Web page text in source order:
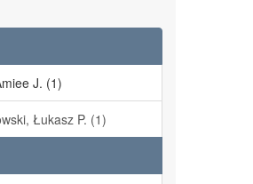
J. (1)
Łukasz P. (1)